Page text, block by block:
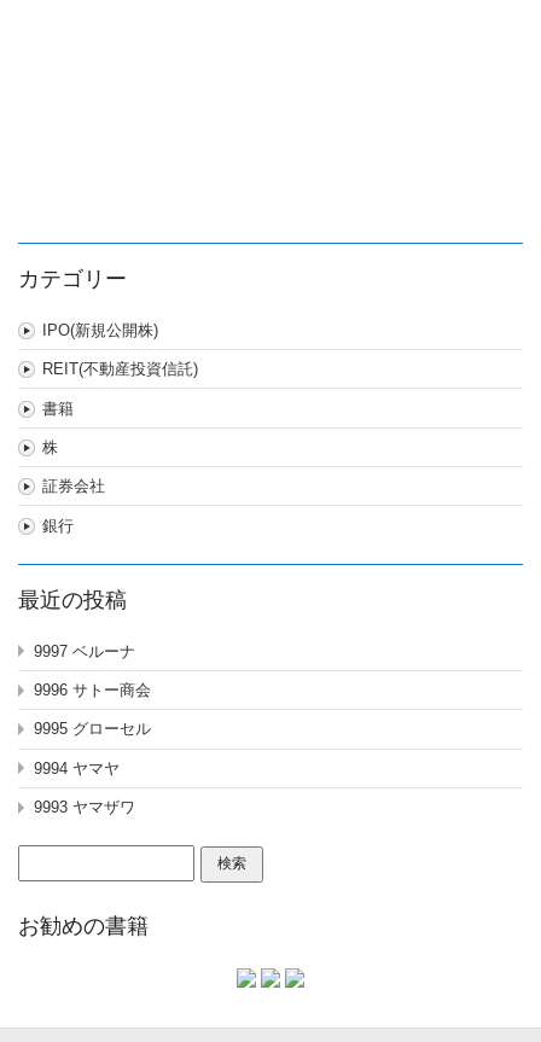
カテゴリー
IPO(新規公開株)
REIT(不動産投資信託)
書籍
株
証券会社
銀行
最近の投稿
9997 ベルーナ
9996 サトー商会
9995 グローセル
9994 ヤマヤ
9993 ヤマザワ
索:
お勧めの書籍